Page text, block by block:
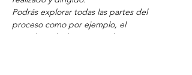
Podrás explorar todas las partes del
proceso como por ejemplo, el
"storyboard", la creación de personajes,